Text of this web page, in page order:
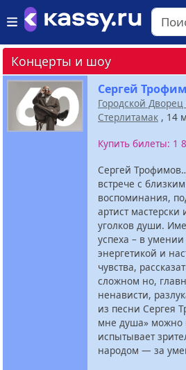
Концерты и шоу
Сергей
Городской Дворец
Стерлитамак , 14
Купить билеты: 1
Сергей
встрече с
воспоминания,
артист
уголков души.
успеха – в
энергетикой и
чувства,
сложном но,
ненависти,
из песни Сергея
мне душа» можно
испытывает
народом — за